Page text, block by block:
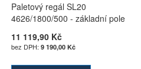
Paletový regál SL20
4626/1800/500 - základní pole
11 119,90 Kč
9 190,00 Kč